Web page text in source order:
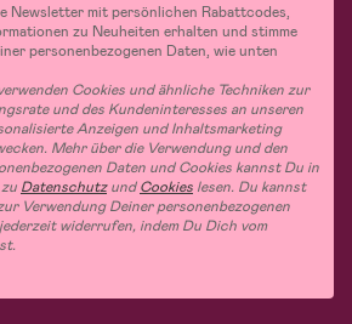
Newsletter mit persönlichen Rabattcodes,
zu Neuheiten erhalten und stimme
personenbezogenen Daten, wie unten
Cookies und ähnliche Techniken zur
und des Kundeninteresses an unseren
Anzeigen und Inhaltsmarketing
Mehr über die Verwendung und den
Daten und Cookies kannst Du in
DatenschutzundCookies lesen. Du kannst
Verwendung Deiner personenbezogenen
widerrufen, indem Du Dich vom